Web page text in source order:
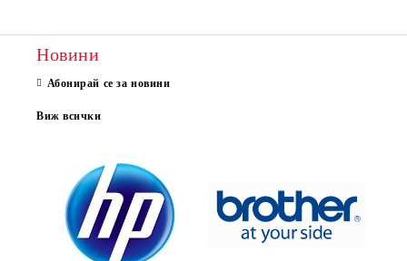
Новини
Абонирай се за новини
Виж всички